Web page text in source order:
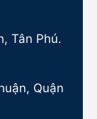
Tân Phú.
Quận